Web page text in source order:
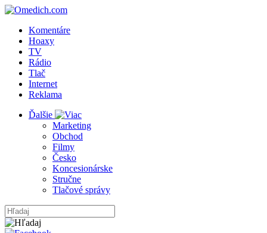
Komentáre
Hoaxy
TV
Rádio
Tlač
Internet
Reklama
Ďalšie
Marketing
Obchod
Filmy
Česko
Koncesionárske
Stručne
Tlačové správy